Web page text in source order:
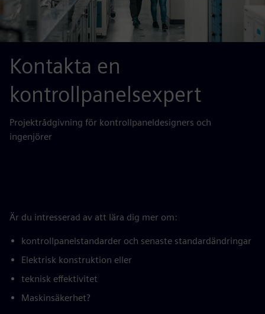
Kontakta en
kontrollpanelsexpert
Projektrådgivning för kontrollpaneldesigners och
ingenjörer
Är du intresserad av att lära dig mer om:
kontrollpanelstandarder och senaste standardändringar
Elektrisk konstruktion eller
teknisk effektivitet
Maskinsäkerhet?